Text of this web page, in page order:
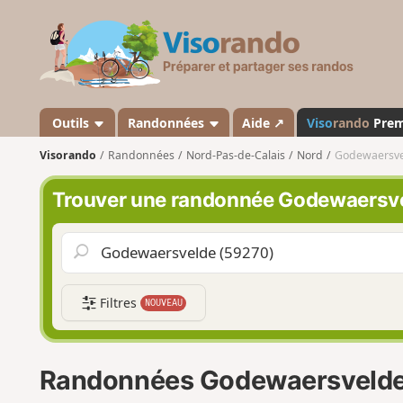
s
a
n
d
o
Outils Randonnées Aide ↗ Visorando
Visorando Randonnées Nord-Pas-de-Calais Nord
Trouver une randonnée
Filtres NOUVEAU
Randonnées